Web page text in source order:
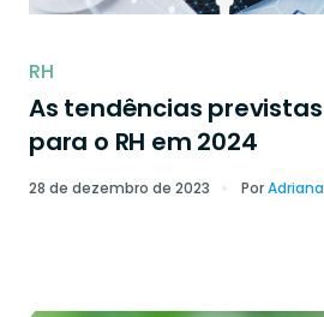
RH
As tendências previstas
para o RH em 2024
28 de dezembro de 2023 PorAdriana